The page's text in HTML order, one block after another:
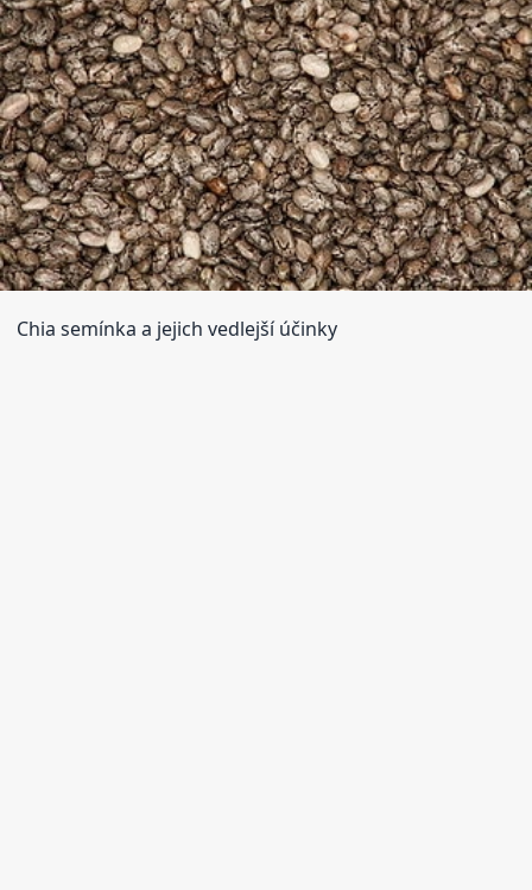
Chia semínka a jejich vedlejší účinky